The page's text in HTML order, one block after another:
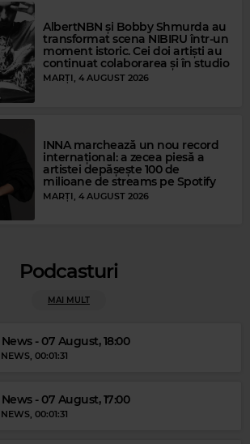
I FALL IN LOVE
PARTY MIX
CHRIS COCO
AlbertNBN și Bobby Shmurda au
transformat scena NIBIRU într-un
moment istoric. Cei doi artiști au
continuat colaborarea și în studio
MARȚI, 4 AUGUST 2026
INNA marchează un nou record
internațional: a zecea piesă a
artistei depășește 100 de
milioane de streams pe Spotify
MARȚI, 4 AUGUST 2026
Podcasturi
MAI MULT
News - 07 August, 18:00
, 00:01:31
News - 07 August, 17:00
, 00:01:31